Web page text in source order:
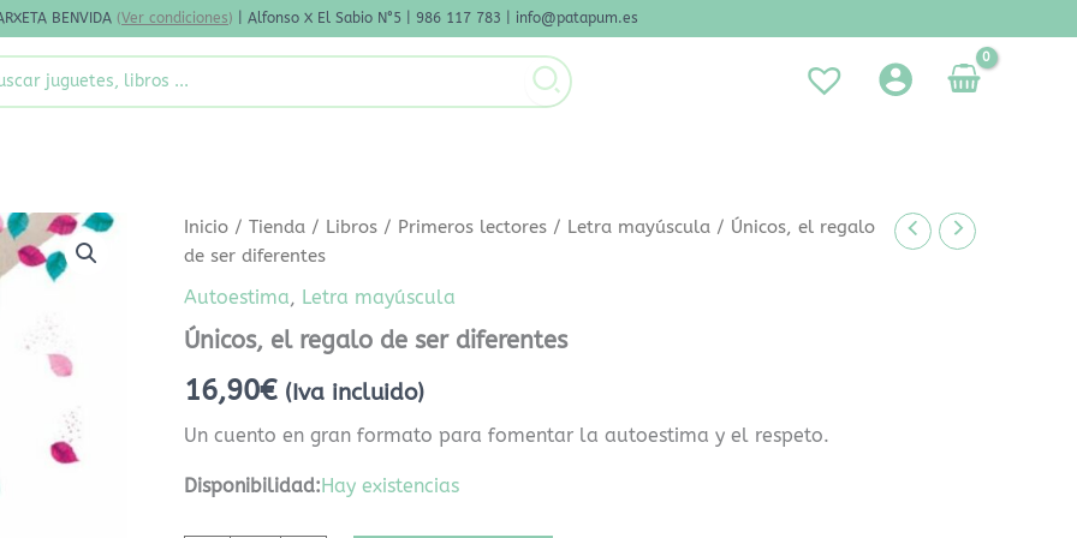
BENVIDA (Ver condiciones) | Alfonso X El Sabio N°5 | 986 117 783 | info@patapum.es
Inicio /Tienda / Libros / Primeros lectores / Letra mayúscula / Únicos, el regalo
de ser diferentes
Autoestima, Letra mayúscula
Únicos, el regalo de ser diferentes
16,90€ (Iva incluido)
Un cuento en gran formato para fomentar la autoestima y el respeto.
Disponibilidad:Hay existencias
Únicos,
el
de
diferentes